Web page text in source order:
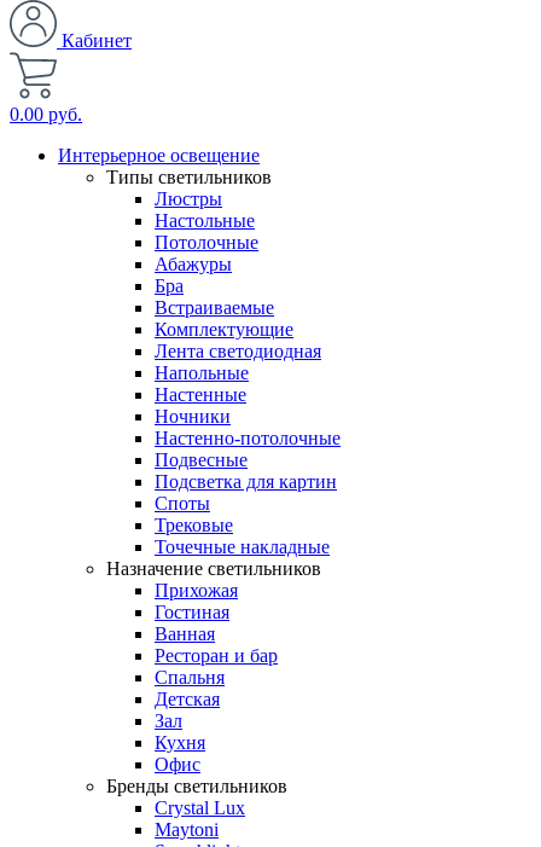
Кабинет
0.00 руб.
Интерьерное освещение
Типы светильников
Люстры
Настольные
Потолочные
Абажуры
Бра
Встраиваемые
Комплектующие
Лента светодиодная
Напольные
Настенные
Ночники
Настенно-потолочные
Подвесные
Подсветка для картин
Споты
Трековые
Точечные накладные
Назначение светильников
Прихожая
Гостиная
Ванная
Ресторан и бар
Спальня
Детская
Зал
Кухня
Офис
Бренды светильников
Crystal Lux
Maytoni